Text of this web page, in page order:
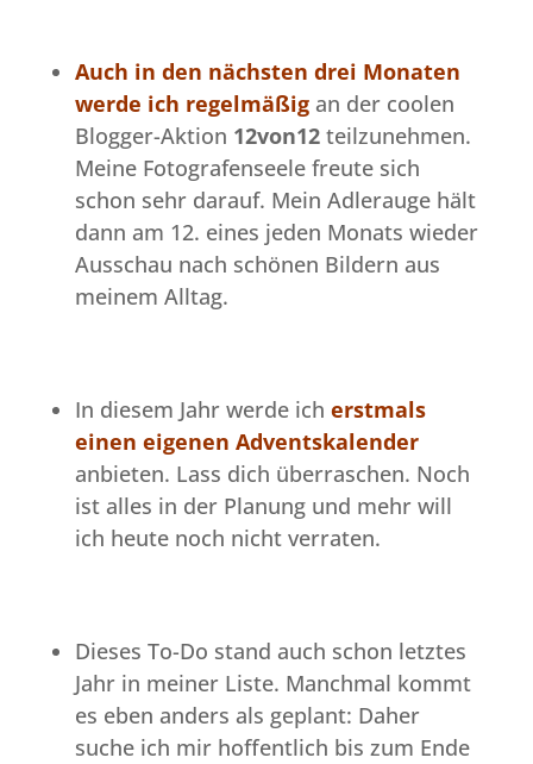
Auch in den nächsten drei Monaten
werde ich regelmäßigan der coolen
Blogger-Aktion 12von12teilzunehmen.
Meine Fotografenseele freute sich
schon sehr darauf. Mein Adlerauge hält
dann am 12. eines jeden Monats wieder
Ausschau nach schönen Bildern aus
meinem Alltag.
In diesem Jahr werde ich erstmals
einen eigenen Adventskalender
anbieten. Lass dich überraschen. Noch
ist alles in der Planung und mehr will
ich heute noch nicht verraten.
Dieses To-Do stand auch schon letztes
Jahr in meiner Liste. Manchmal kommt
es eben anders als geplant: Daher
suche ich mir hoffentlich bis zum Ende